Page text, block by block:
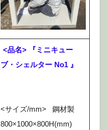
<品名> 『ミニキュー
ブ・シェルター No1 』
<サイズ/mm> 鋼材製
800×1000×800H(mm)